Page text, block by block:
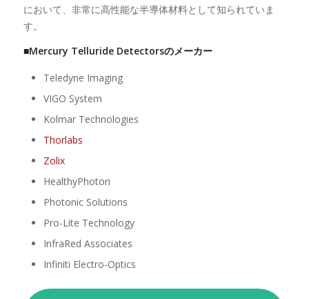
において、非常に高性能な半導体材料として知られていま
す。
■Mercury Telluride Detectorsのメーカー
Teledyne Imaging
VIGO System
Kolmar Technologies
Thorlabs
Zolix
HealthyPhoton
Photonic Solutions
Pro-Lite Technology
InfraRed Associates
Infiniti Electro-Optics